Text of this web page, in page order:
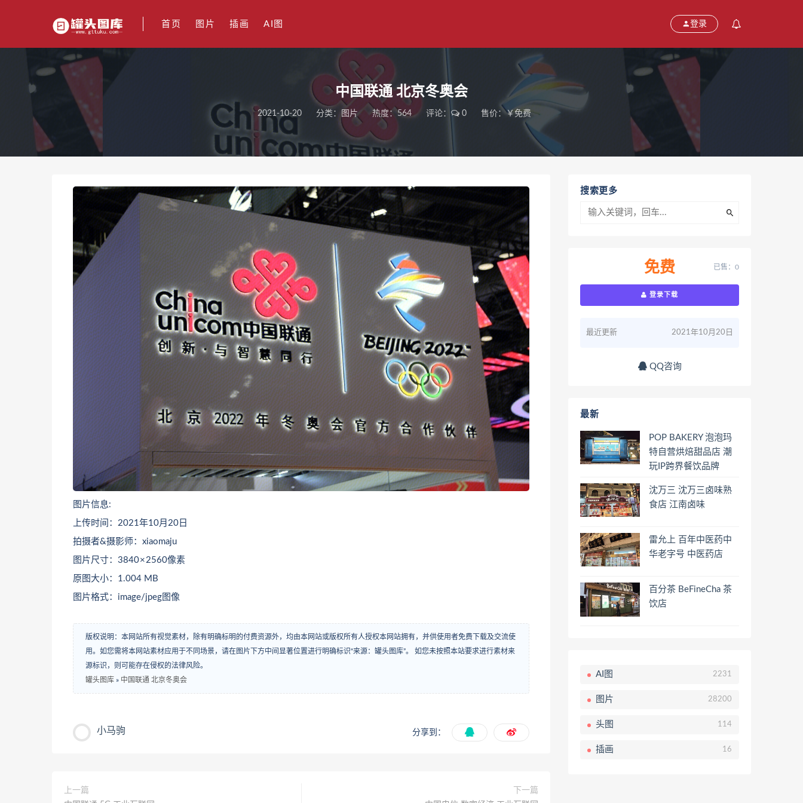
首页 图片 插画 AI图 登录
中国联通 北京冬奥会
2021-10-20 分类： 图片 热度：564 评论： 0 售价：￥免费
图片信息:
上传时间：2021年10月20日
拍摄者&摄影师：xiaomaju
图片尺寸：3840 × 2560像素
原图大小：1.004 MB
图片格式：image/jpeg图像
版权说明：本网站所有视觉素材，除有明确标明的付费资源外，均由本网站或版权所有人授权本网站拥有，并供使用者免费下载及交流使
用。如您需将本网站素材应用于不同场景，请在图片下方中间显著位置进行明确标识“来源：罐头图库”。 如您未按照本站要求进行素材来
源标识，则可能存在侵权的法律风险。
罐头图库 » 中国联通 北京冬奥会
小马驹 分享到：
上一篇
下一篇
搜索更多
免费 已售：0
登录下载
最近更新 2021年10月20日
QQ咨询
最新
POP BAKERY 泡泡玛
特自营烘焙甜品店 潮
玩IP跨界餐饮品牌
沈万三 沈万三卤味熟
食店 江南卤味
雷允上 百年中医药中
华老字号 中医药店
百分茶 BeFineCha 茶
饮店
AI图 2231
图片 28200
头图 114
插画 16